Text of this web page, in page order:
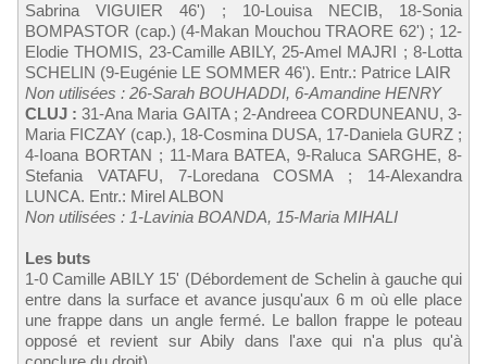
Sabrina VIGUIER 46') ; 10-Louisa NECIB, 18-Sonia
BOMPASTOR (cap.) (4-Makan Mouchou TRAORE 62') ; 12-
Elodie THOMIS, 23-Camille ABILY, 25-Amel MAJRI ; 8-Lotta
SCHELIN (9-Eugénie LE SOMMER 46'). Entr.: Patrice LAIR
Non utilisées : 26-Sarah BOUHADDI, 6-Amandine HENRY
CLUJ : 31-Ana Maria GAITA ; 2-Andreea CORDUNEANU, 3-
Maria FICZAY (cap.), 18-Cosmina DUSA, 17-Daniela GURZ ;
4-Ioana BORTAN ; 11-Mara BATEA, 9-Raluca SARGHE, 8-
Stefania VATAFU, 7-Loredana COSMA ; 14-Alexandra
LUNCA. Entr.: Mirel ALBON
Non utilisées : 1-Lavinia BOANDA, 15-Maria MIHALI
Les buts
1-0 Camille ABILY 15' (Débordement de Schelin à gauche qui
entre dans la surface et avance jusqu'aux 6 m où elle place
une frappe dans un angle fermé. Le ballon frappe le poteau
opposé et revient sur Abily dans l'axe qui n'a plus qu'à